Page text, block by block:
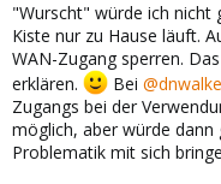
"Wurscht" würde ich nicht
Kiste nur zu Hause läuft.
WAN-Zugang sperren.
erklären.
Bei
Zugangs bei der
möglich, aber würde dann
Problematik mit sich